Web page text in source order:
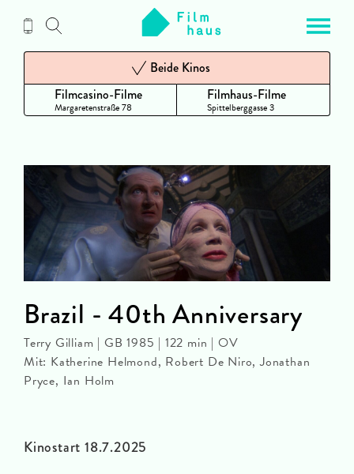
Inhalt
Filmcasino-Filme
Margaretenstraße 78
Beide Kinos
Filmhaus-Filme
Spittelberggasse 3
Kinostart 18.7.2025
Brazil - 40th Anniversary
Terry Gilliam | GB 1985 | 122 min | OV
Mit: Katherine Helmond, Robert De Niro, Jonathan
Pryce, Ian Holm